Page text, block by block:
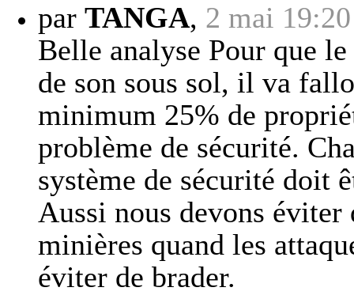
par TANGA, 2 mai 19:20
Belle analyse Pour que
de son sous sol, il va
minimum 25% de
problème de sécurité.
système de sécurité doit
Aussi nous devons éviter
minières quand les
éviter de brader.